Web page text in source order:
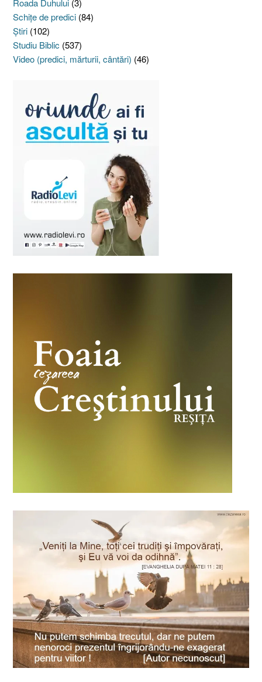
Schiţe de predici (84)
Ştiri (102)
Studiu Biblic (537)
Video (predici, mărturii, cântări) (46)